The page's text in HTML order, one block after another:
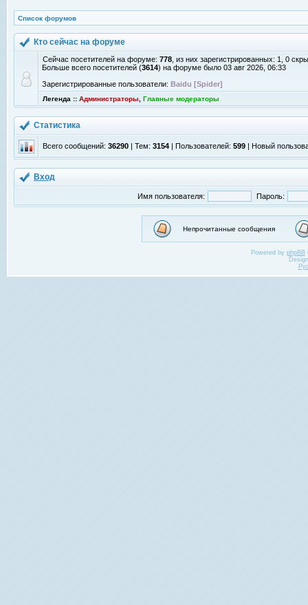
Список форумов
Кто сейчас на форуме
Сейчас посетителей на форуме: 778 , из них зарегистрированных: 1, 0
Больше всего посетителей (3614) на форуме было 03 авг 2026, 06:33
Зарегистрированные пользователи: Baidu [Spider]
Легенда :: Администраторы Главные модераторы
Статистика
Всего сообщений: 36290 | Тем: 3154 | Пользователей: 599 | Новый
Вход
Имя пользователя: Пароль:
Непрочитанные сообщения
Powered by phpBB